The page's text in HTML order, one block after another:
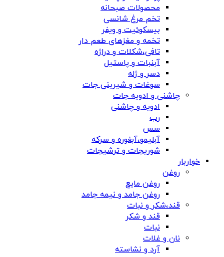
محصولات صبحانه
تخم مرغ شانسی
بیسکوئیت و ویفر
تخمه و مغزهای طعم دار
تافی،شکلات و دراژه
آبنبات و پاستیل
دسر و ژله
سوغات و شیرینی جات
چاشنی و ادویه جات
ادویه و چاشنی
رب
سس
آبلیمو،آبغوره و سرکه
شوریجات و ترشیجات
خواربار
روغن
روغن مایع
روغن جامد و نیمه جامد
قند،شکر و نبات
قند و شکر
نبات
نان و غلات
آرد و نشاسته